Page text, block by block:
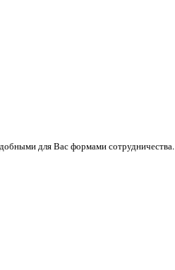
для Вас формами сотрудничества.